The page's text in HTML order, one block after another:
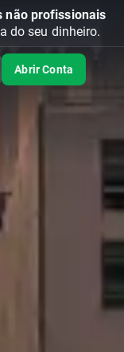
não profissionais
do seu dinheiro.
Abrir Conta